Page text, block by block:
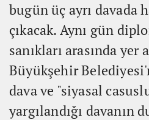
bugün üç ayrı davada
çıkacak. Aynı gün
sanıkları arasında yer
Büyükşehir
dava ve "siyasal
yargılandığı davanın